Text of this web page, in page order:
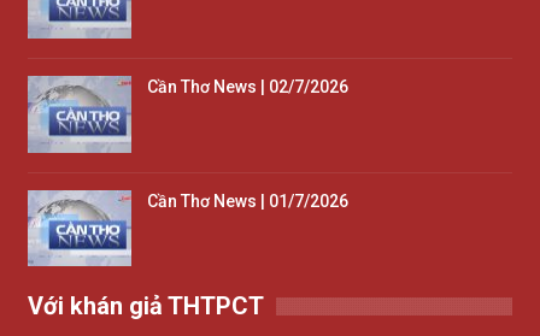
Cần Thơ News | 02/7/2026
Cần Thơ News | 01/7/2026
Với khán giả THTPCT